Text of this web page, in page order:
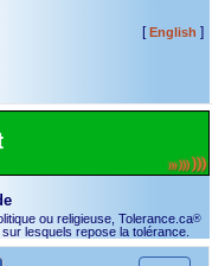
[English ]
ou religieuse, Tolerance.ca®
lesquels repose la tolérance.